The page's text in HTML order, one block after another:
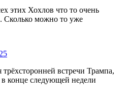
этих Хохлов что то очень
Сколько можно то уже
встречи Трампа,
конце следующей недели